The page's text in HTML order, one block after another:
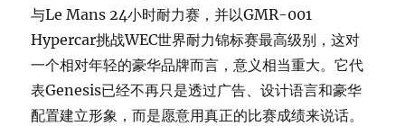
与Le Mans 24小时耐力赛，并以GMR-001
Hypercar挑战WEC世界耐力锦标赛最高级别，这对
一个相对年轻的豪华品牌而言，意义相当重大。它代
表Genesis已经不再只是透过广告、设计语言和豪华
配置建立形象，而是愿意用真正的比赛成绩来说话。